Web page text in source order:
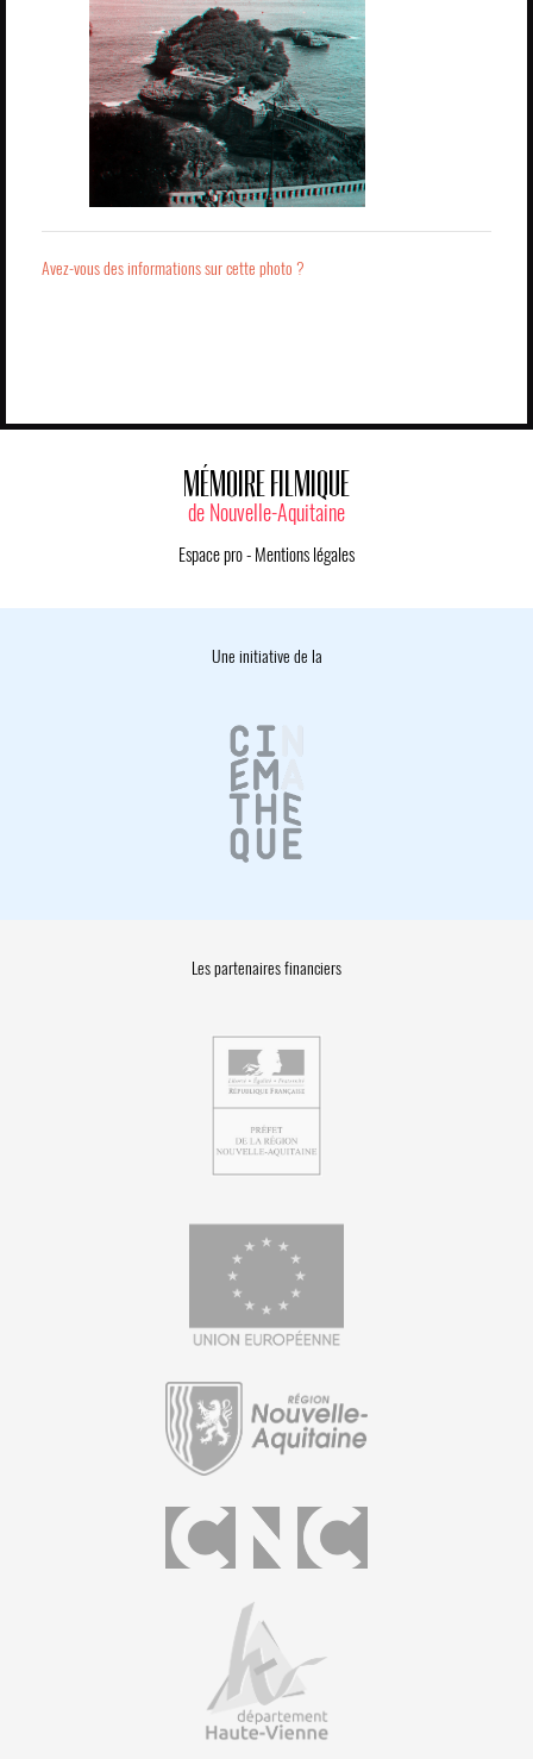
Avez-vous des informations sur cette photo ?
MÉMOIRE FILMIQUE
de Nouvelle-Aquitaine
Espace pro- Mentions légales
Une initiative de la
Les partenaires financiers